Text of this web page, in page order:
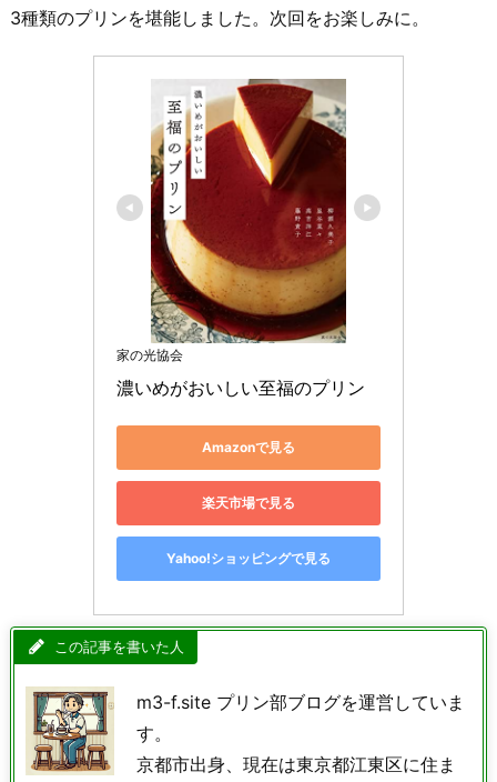
3種類のプリンを堪能しました。次回をお楽しみに。
家の光協会
濃いめがおいしい至福のプリン
Amazonで見る
楽天市場で見る
Yahoo!ショッピングで見る
この記事を書いた人
m3-f.site プリン部ブログを運営していま
す。
京都市出身、現在は東京都江東区に住ま